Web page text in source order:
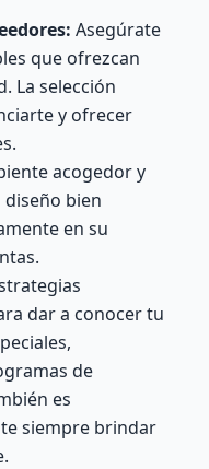
Asegúrate
que ofrezcan
La selección
y ofrecer
acogedor y
bien
en su
dar a conocer tu
de
es
siempre brindar